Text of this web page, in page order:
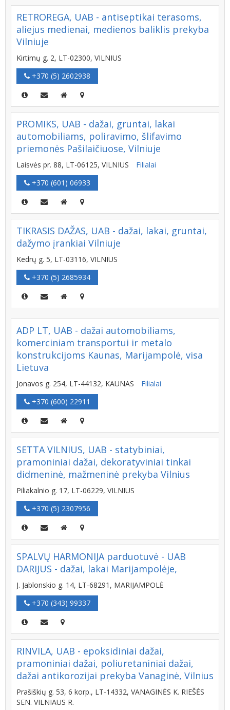
RETROREGA, UAB - antiseptikai terasoms,
aliejus medienai, medienos baliklis prekyba
Vilniuje
Kirtimų g. 2, LT-02300, VILNIUS
+370 (5) 2602938
PROMIKS, UAB - dažai, gruntai, lakai
automobiliams, poliravimo, šlifavimo
priemonės Pašilaičiuose, Vilniuje
Laisvės pr. 88, LT-06125, VILNIUS
Filialai
+370 (601) 06933
TIKRASIS DAŽAS, UAB - dažai, lakai, gruntai,
dažymo įrankiai Vilniuje
Kedrų g. 5, LT-03116, VILNIUS
+370 (5) 2685934
ADP LT, UAB - dažai automobiliams,
komerciniam transportui ir metalo
konstrukcijoms Kaunas, Marijampolė, visa
Lietuva
Jonavos g. 254, LT-44132, KAUNAS
Filialai
+370 (600) 22911
SETTA VILNIUS, UAB - statybiniai,
pramoniniai dažai, dekoratyviniai tinkai
didmeninė, mažmeninė prekyba Vilnius
Piliakalnio g. 17, LT-06229, VILNIUS
+370 (5) 2307956
SPALVŲ HARMONIJA parduotuvė - UAB
DARIJUS - dažai, lakai Marijampolėje,
J. Jablonskio g. 14, LT-68291, MARIJAMPOLĖ
+370 (343) 99337
RINVILA, UAB - epoksidiniai dažai,
pramoniniai dažai, poliuretaniniai dažai,
dažai antikorozijai prekyba Vanaginė, Vilnius
Prašiškių g. 53, 6 korp., LT-14332, VANAGINĖS K. RIEŠĖS
SEN. VILNIAUS R.